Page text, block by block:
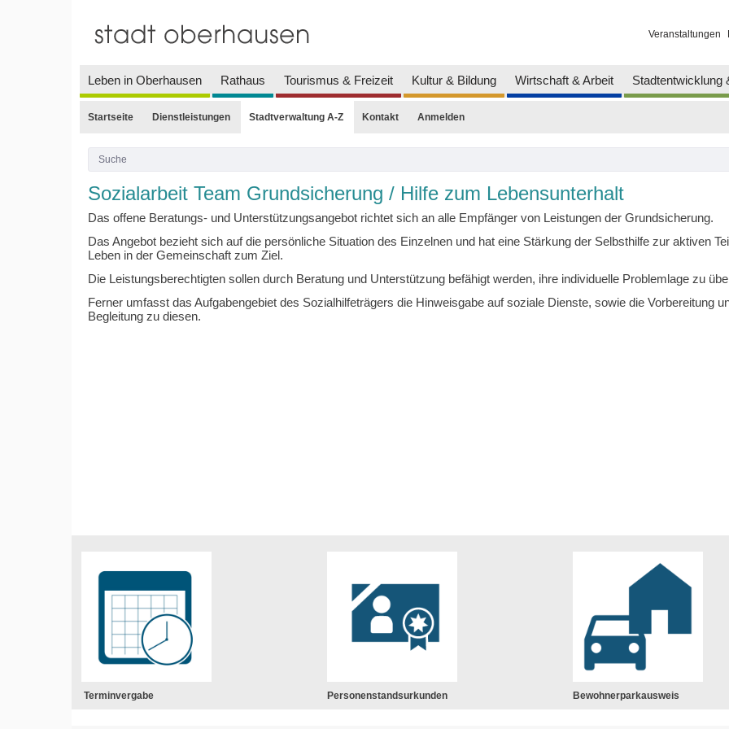
Veranstaltungen
Leben in Oberhausen Rathaus Tourismus & Freizeit Kultur & Bildung Wirtschaft & Arbeit Stadtentwicklung
Startseite Dienstleistungen Stadtverwaltung A-Z Kontakt Anmelden
Sozialarbeit Team Grundsicherung / Hilfe zum Lebensunterhalt
Das offene Beratungs- und Unterstützungsangebot richtet sich an alle Empfänger von Leistungen der Grundsicherung.
Das Angebot bezieht sich auf die persönliche Situation des Einzelnen und hat eine Stärkung der Selbsthilfe zur aktiven
Leben in der Gemeinschaft zum Ziel.
Die Leistungsberechtigten sollen durch Beratung und Unterstützung befähigt werden, ihre individuelle Problemlage zu
Ferner umfasst das Aufgabengebiet des Sozialhilfeträgers die Hinweisgabe auf soziale Dienste, sowie die Vorbereitung
Begleitung zu diesen.
Terminvergabe Personenstandsurkunden Bewohnerparkausweis